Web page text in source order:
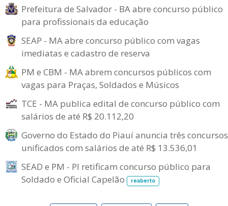
Prefeitura de Salvador - BA abre concurso público
para profissionais da educação
SEAP - MA abre concurso público com vagas
imediatas e cadastro de reserva
PM e CBM - MA abrem concursos públicos com
vagas para Praças, Soldados e Músicos
TCE - MA publica edital de concurso público com
salários de até R$ 20.112,20
Governo do Estado do Piauí anuncia três concursos
unificados com salários de até R$ 13.536,01
SEAD e PM - PI retificam concurso público para
Soldado e Oficial Capelão
reaberto